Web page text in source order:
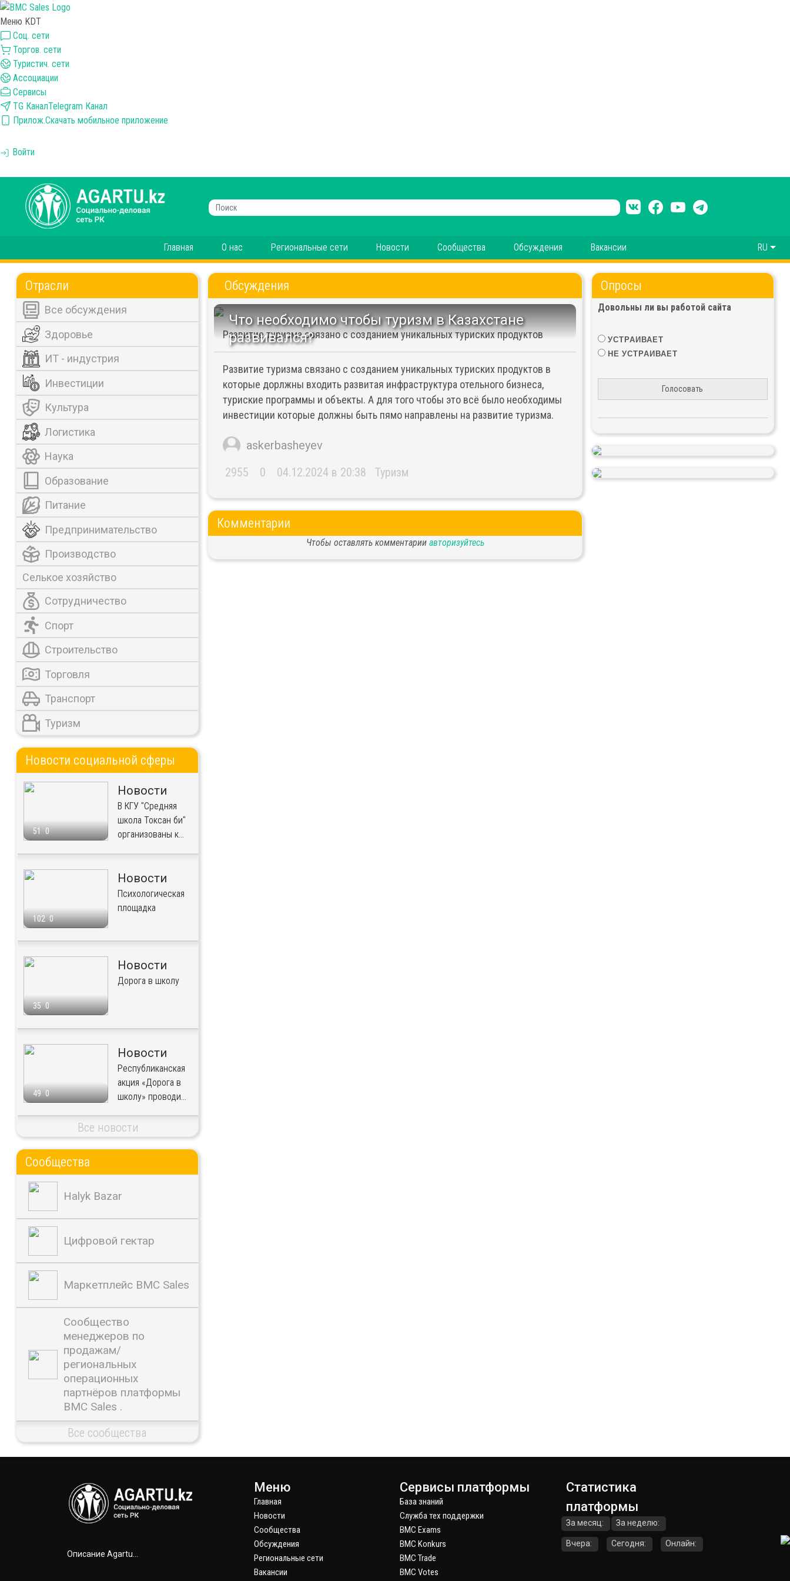
Меню KDT
Соц. сети
Торгов. сети
Туристич. сети
Ассоциации
Сервисы
TG КаналTelegram Канал
Прилож.Скачать мобильное приложение
Войти
Главная О нас Региональные сети Новости Сообщества Обсуждения Вакансии RU
Отрасли
Все обсуждения
Здоровье
ИТ - индустрия
Инвестиции
Культура
Логистика
Наука
Образование
Питание
Предпринимательство
Производство
Селькое хозяйство
Сотрудничество
Спорт
Строительство
Торговля
Транспорт
Туризм
Новости социальной сферы
51 0
Новости
В КГУ "Средняя
школа Токсан би"
организованы к...
102 0
Новости
Психологическая
площадка
35 0
Новости
Дорога в школу
49 0
Новости
Республиканская
акция «Дорога в
школу» проводи...
Все новости
Сообщества
Halyk Bazar
Цифровой гектар
Маркетплейс BMC Sales
Сообщество
менеджеров по
продажам/
региональных
операционных
партнёров платформы
BMC Sales .
Все сообщества
Обсуждения
Что необходимо чтобы туризм в Казахстане
развивался?
Развитие туризма связано с созданием уникальных туриских продуктов
Развитие туризма связано с созданием уникальных туриских продуктов в
которые дорлжны входить развитая инфраструктура отельного бизнеса,
туриские программы и объекты. А для того чтобы это всё было необходимы
инвестиции которые должны быть пямо направлены на развитие туризма.
askerbasheyev
2955
0 04.12.2024 в 20:38 Туризм
Комментарии
Чтобы оставлять комментарии авторизуйтесь
Опросы
Довольны ли вы работой сайта
УСТРАИВАЕТ
НЕ УСТРАИВАЕТ
Голосовать
Описание Agartu...
Меню
Главная
Новости
Сообщества
Обсуждения
Региональные сети
Вакансии
Сервисы платформы
База знаний
Служба тех поддержки
BMC Exams
BMC Konkurs
BMC Trade
BMC Votes
Статистика
платформы
За месяц: За неделю:
Вчера: Сегодня: Онлайн: